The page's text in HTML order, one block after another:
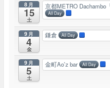
8月
15
土
京都METRO Dachambo
All Day
9月
4
金
鎌倉 All Day
9月
5
土
金町Ao’z bar All Day